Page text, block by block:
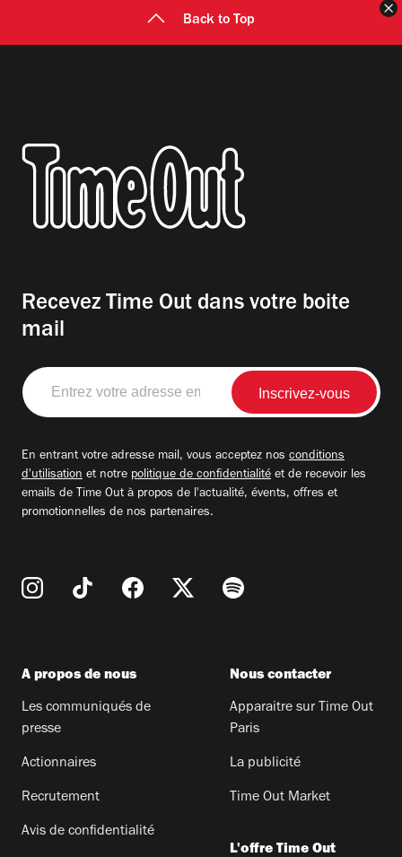
Back to Top
Recevez Time Out dans votre boite
mail
Entrez
votre
adresse
En entrant votre adresse mail, vous acceptez nos conditions
d'utilisation et notre politique de confidentialité et de recevoir les
emails de Time Out à propos de l'actualité, évents, offres et
promotionnelles de nos partenaires.
A propos de nous
Les communiqués de
presse
Actionnaires
Recrutement
Avis de confidentialité
Nous contacter
Apparaitre sur Time Out
Paris
La publicité
Time Out Market
L'offre Time Out